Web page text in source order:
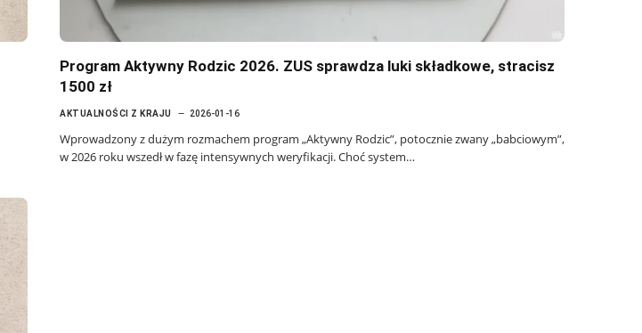
Program Aktywny Rodzic 2026. ZUS sprawdza luki składkowe, stracisz
1500 zł
AKTUALNOŚCI Z KRAJU 2026-01-16
Wprowadzony z dużym rozmachem program „Aktywny Rodzic”, potocznie zwany „babciowym”,
w 2026 roku wszedł w fazę intensywnych weryfikacji. Choć system…